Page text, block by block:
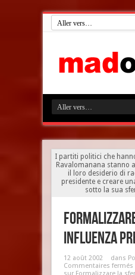
I partiti politici che
Ravalomanana stanno
il loro desiderio di
presidente e creare
sotto la sua
influenza
12 août 2002 dans
Commentaires fermés